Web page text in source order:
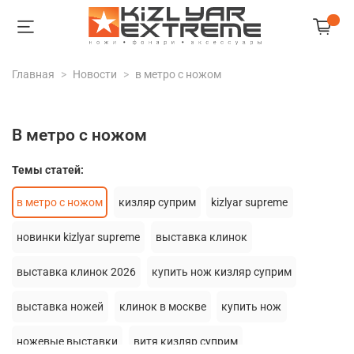
Главная Новости в метро с ножом
в метро с ножом
Темы статей:
в метро с ножом кизляр суприм kizlyar supreme
новинки kizlyar supreme выставка клинок
выставка клинок 2026 купить нож кизляр суприм
выставка ножей клинок в москве купить нож
ножевые выставки витя кизляр суприм